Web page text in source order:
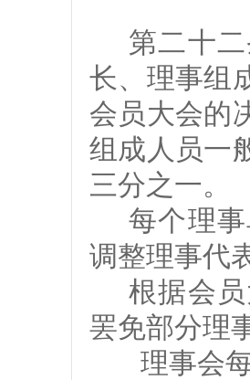
第二十二
长、理事组
会员大会的
组成人员一
三分之一。
每个理
调整理事代
根据会
罢免部分理
理事会